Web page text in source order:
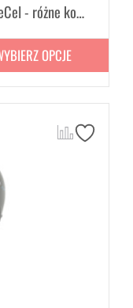
Kask rowerowy Trek Circuit WaveCel - różne kolory
OPCJE